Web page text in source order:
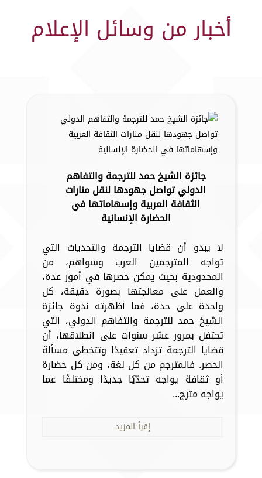
أخبار من وسائل الإعلام
جائزة الشيخ حمد للترجمة والتفاهم
الدولي تواصل جهودها لنقل منارات
الثقافة العربية وإسهاماتها في
الحضارة الإنسانية
لا يبدو أن قضايا الترجمة والتحديات التي
تواجه المترجمين العرب وسواهم، من
المحدودية بحيث يمكن حصرها في أمور عدة،
والعمل على معالجتها بصورة دقيقة، كل
واحدة على حدة، فما أظهرته ندوة جائزة
الشيخ حمد للترجمة والتفاهم الدولي، التي
تحتفل بمرور عشر سنوات على انطلاقها، أن
قضايا الترجمة تزداد تعقيدًا وتتخطى مسألة
الحصر. فالمترجم من كل لغة، ومن كل حضارة
أو ثقافة يواجه تحدّيًا جديدًا ومختلفًا عما
يواجه مترج...
إقرأ المزيد